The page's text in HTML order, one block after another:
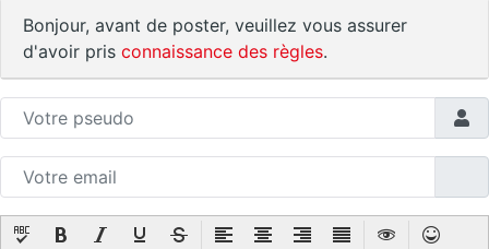
Bonjour, avant de poster, veuillez vous assurer
d'avoir pris connaissance des règles.